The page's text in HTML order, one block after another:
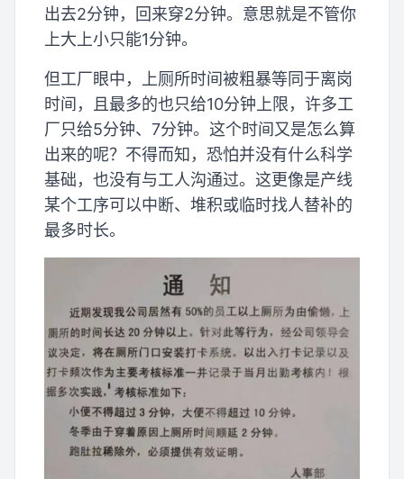
出去2分钟，回来穿2分钟。意思就是不管你
上大上小只能1分钟。
但工厂眼中，上厕所时间被粗暴等同于离岗
时间，且最多的也只给10分钟上限，许多工
厂只给5分钟、7分钟。这个时间又是怎么算
出来的呢？不得而知，恐怕并没有什么科学
基础，也没有与工人沟通过。这更像是产线
某个工序可以中断、堆积或临时找人替补的
最多时长。